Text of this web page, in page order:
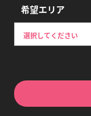
希望エリア